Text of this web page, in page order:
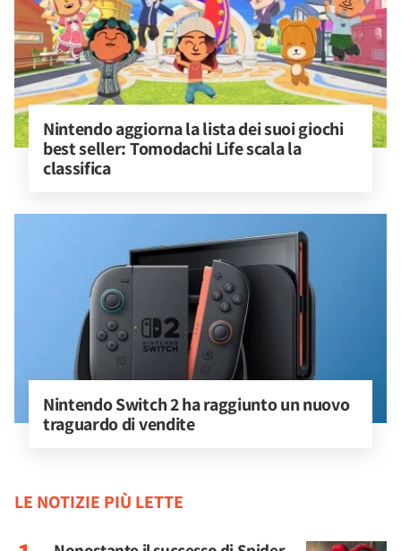
Nintendo aggiorna la lista dei suoi giochi
best seller: Tomodachi Life scala la
classifica
Nintendo Switch 2 ha raggiunto un nuovo
traguardo di vendite
LE NOTIZIE PIÙ LETTE